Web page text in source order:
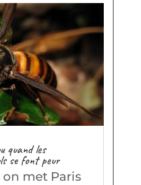
quand les
se font peur
on met Paris